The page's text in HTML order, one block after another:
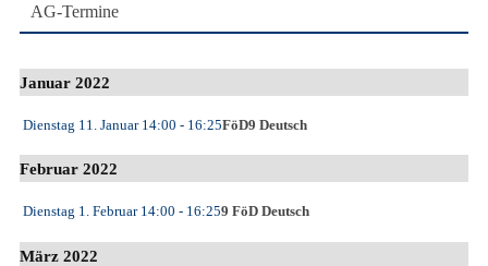
AG-Termine
Januar 2022
Dienstag 11. Januar14:00 - 16:25FöD9 Deutsch
Februar 2022
Dienstag 1. Februar14:00 - 16:259 FöD Deutsch
März 2022